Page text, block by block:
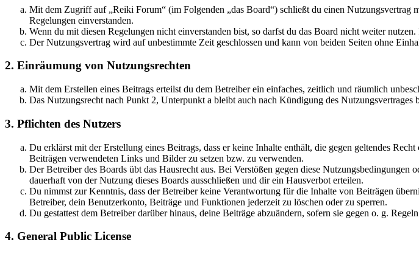
Mit dem Zugriff auf „Reiki Forum“ (im Folgenden „das Board“) schließt du einen Nutzungsvertrag
Regelungen einverstanden.
Wenn du mit diesen Regelungen nicht einverstanden bist, so darfst du das Board nicht weiter
Der Nutzungsvertrag wird auf unbestimmte Zeit geschlossen und kann von beiden Seiten ohne
2. Einräumung von Nutzungsrechten
Mit dem Erstellen eines Beitrags erteilst du dem Betreiber ein einfaches, zeitlich und räumlich
Das Nutzungsrecht nach Punkt 2, Unterpunkt a bleibt auch nach Kündigung des Nutzungsvertrages
3. Pflichten des Nutzers
Du erklärst mit der Erstellung eines Beitrags, dass er keine Inhalte enthält, die gegen geltendes
Beiträgen verwendeten Links und Bilder zu setzen bzw. zu verwenden.
Der Betreiber des Boards übt das Hausrecht aus. Bei Verstößen gegen diese
dauerhaft von der Nutzung dieses Boards ausschließen und dir ein Hausverbot erteilen.
Du nimmst zur Kenntnis, dass der Betreiber keine Verantwortung für die Inhalte von Beiträgen
Betreiber, dein Benutzerkonto, Beiträge und Funktionen jederzeit zu löschen oder zu sperren.
Du gestattest dem Betreiber darüber hinaus, deine Beiträge abzuändern, sofern sie gegen o. g.
4. General Public License